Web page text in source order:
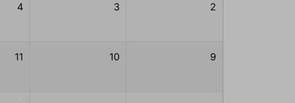
2
3
4
9
10
11